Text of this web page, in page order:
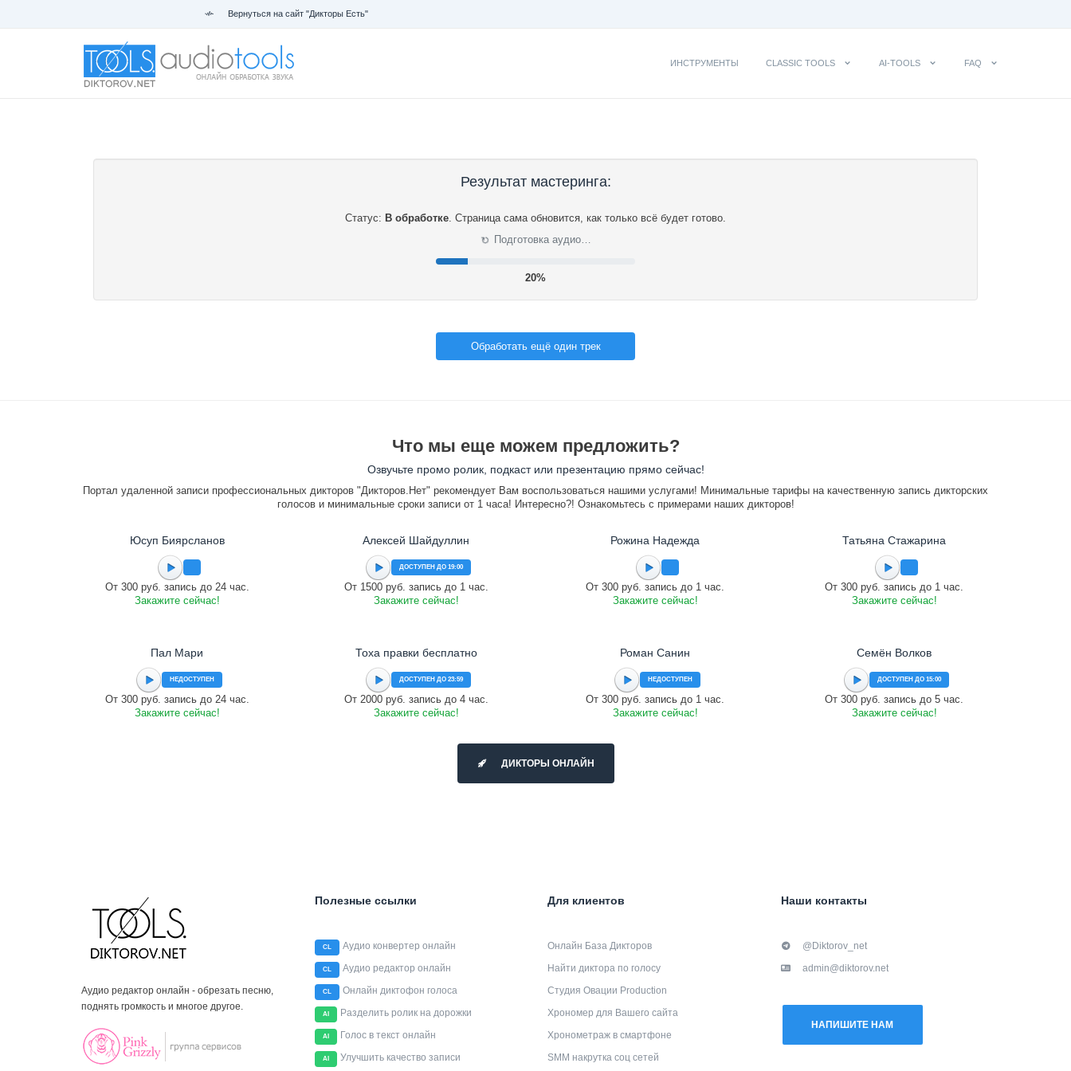
Вернуться на сайт "Дикторы Есть"
ИНСТРУМЕНТЫ CLASSIC TOOLS AI-TOOLS FAQ
Результат мастеринга:
Статус: В обработке. Страница сама обновится, как только всё будет готово.
⟳ Подготовка аудио…
21%
Обработать ещё один трек
Что мы еще можем предложить?
Озвучьте промо ролик, подкаст или презентацию прямо сейчас!
Портал удаленной записи профессиональных дикторов "Дикторов.Нет" рекомендует Вам воспользоваться нашими услугами! Минимальные тарифы на качественную запись дикторских
голосов и минимальные сроки записи от 1 часа! Интересно?! Ознакомьтесь с примерами наших дикторов!
Юсуп Биярсланов
От 300 руб. запись до 24 час.
Закажите сейчас!
Алексей Шайдуллин
ДОСТУПЕН ДО 19:00
От 1500 руб. запись до 1 час.
Закажите сейчас!
Рожина Надежда
От 300 руб. запись до 1 час.
Закажите сейчас!
Татьяна Стажарина
От 300 руб. запись до 1 час.
Закажите сейчас!
Пал Мари
НЕДОСТУПЕН
От 300 руб. запись до 24 час.
Закажите сейчас!
Тоха правки бесплатно
ДОСТУПЕН ДО 23:59
От 2000 руб. запись до 4 час.
Закажите сейчас!
Роман Санин
НЕДОСТУПЕН
От 300 руб. запись до 1 час.
Закажите сейчас!
Семён Волков
ДОСТУПЕН ДО 15:00
От 300 руб. запись до 5 час.
Закажите сейчас!
ДИКТОРЫ ОНЛАЙН
Аудио редактор онлайн - обрезать песню,
поднять громкость и многое другое.
Полезные ссылки
CL Аудио конвертер онлайн
CL Аудио редактор онлайн
CL Онлайн диктофон голоса
AI Разделить ролик на дорожки
AI Голос в текст онлайн
AI Улучшить качество записи
Для клиентов
Онлайн База Дикторов
Найти диктора по голосу
Студия Овации Production
Хрономер для Вашего сайта
Хронометраж в смартфоне
SMM накрутка соц сетей
Наши контакты
@Diktorov_net
admin@diktorov.net
НАПИШИТЕ НАМ